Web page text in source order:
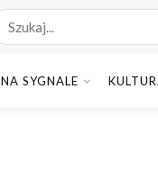
NA SYGNALE